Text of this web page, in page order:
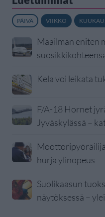
PÄIVÄ VIIKKO
Maailman eniten
Kela voi leikata
F/A-18 Hornet
Jyväskylässä –
hurja ylinopeus
Suolikaasun
näytöksessä –